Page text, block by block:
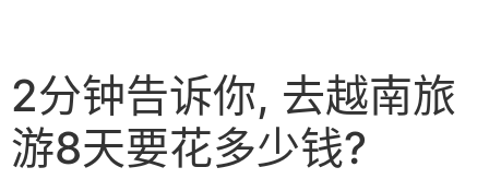
2分钟告诉你, 去越南旅
游8天要花多少钱?